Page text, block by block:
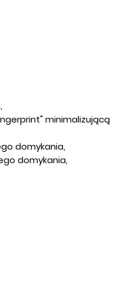
minimalizującą
domykania,
domykania,